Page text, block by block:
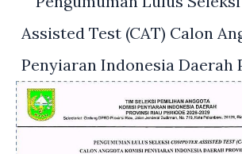
Assisted Test (CAT) Calon
Penyiaran Indonesia Daerah